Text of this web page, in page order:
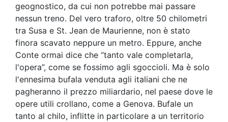
geognostico, da cui non potrebbe mai passare
nessun treno. Del vero traforo, oltre 50 chilometri
tra Susa e St. Jean de Maurienne, non è stato
finora scavato neppure un metro. Eppure, anche
Conte ormai dice che “tanto vale completarla,
l'opera”, come se fossimo agli sgoccioli. Ma è solo
l'ennesima bufala venduta agli italiani che ne
pagheranno il prezzo miliardario, nel paese dove le
opere utili crollano, come a Genova. Bufale un
tanto al chilo, inflitte in particolare a un territorio